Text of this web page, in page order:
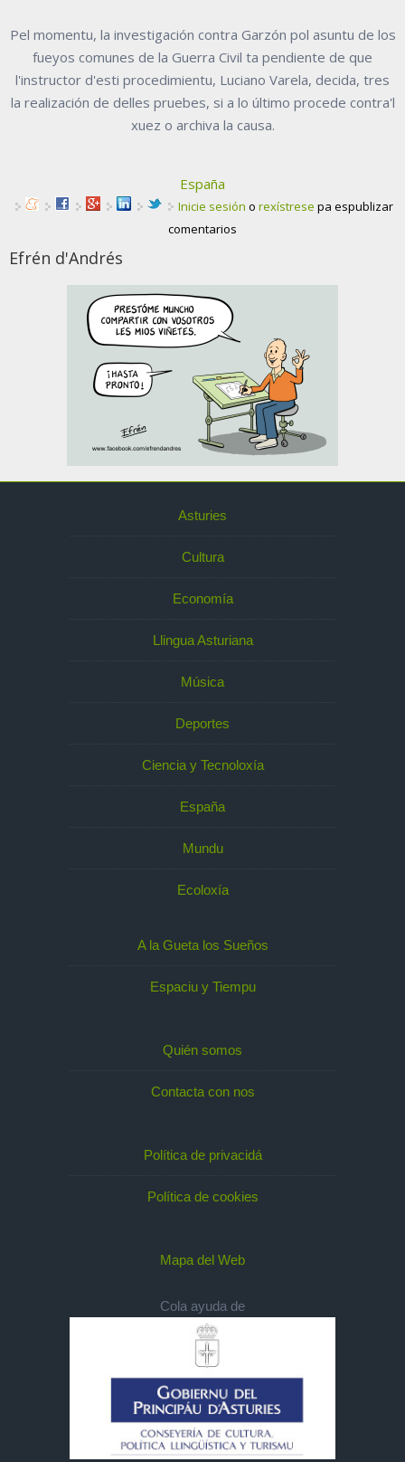
Pel momentu, la investigación contra Garzón pol asuntu de los
fueyos comunes de la Guerra Civil ta pendiente de que
l'instructor d'esti procedimientu, Luciano Varela, decida, tres
la realización de delles pruebes, si a lo último procede contra'l
xuez o archiva la causa.
España
Inicie sesión o rexístrese pa espublizar
comentarios
Efrén d'Andrés
Asturies
Cultura
Economía
Llingua Asturiana
Música
Deportes
Ciencia y Tecnoloxía
España
Mundu
Ecoloxía
A la Gueta los Sueños
Espaciu y Tiempu
Quién somos
Contacta con nos
Política de privacidá
Política de cookies
Mapa del Web
Cola ayuda de